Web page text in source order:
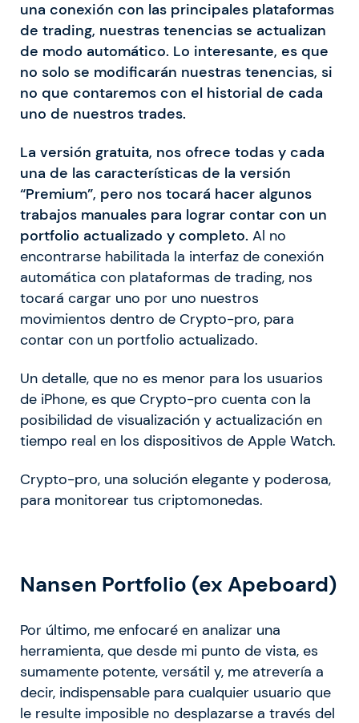
una conexión con las principales plataformas
de trading, nuestras tenencias se actualizan
de modo automático. Lo interesante, es que
no solo se modificarán nuestras tenencias, si
no que contaremos con el historial de cada
uno de nuestros trades.
La versión gratuita, nos ofrece todas y cada
una de las características de la versión
“Premium”, pero nos tocará hacer algunos
trabajos manuales para lograr contar con un
portfolio actualizado y completo. Al no
encontrarse habilitada la interfaz de conexión
automática con plataformas de trading, nos
tocará cargar uno por uno nuestros
movimientos dentro de Crypto-pro, para
contar con un portfolio actualizado.
Un detalle, que no es menor para los usuarios
de iPhone, es que Crypto-pro cuenta con la
posibilidad de visualización y actualización en
tiempo real en los dispositivos de Apple Watch.
Crypto-pro, una solución elegante y poderosa,
para monitorear tus criptomonedas.
Nansen Portfolio (ex Apeboard)
Por último, me enfocaré en analizar una
herramienta, que desde mi punto de vista, es
sumamente potente, versátil y, me atrevería a
decir, indispensable para cualquier usuario que
le resulte imposible no desplazarse a través del